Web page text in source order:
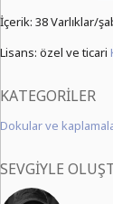
İçerik: 38 Varlıklar/
Lisans: özel ve ticari
KATEGORILER
Dokular ve
SEVGIYLE